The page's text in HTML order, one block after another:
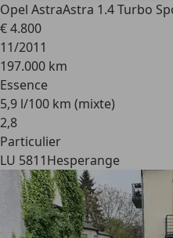
Opel AstraAstra 1.4 Turbo
€ 4.800
11/2011
197.000 km
Essence
5,9 l/100 km (mixte)
2,8
Particulier
LU 5811Hesperange